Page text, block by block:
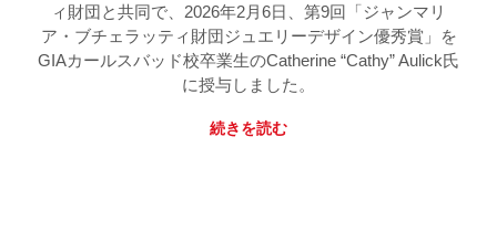
ィ財団と共同で、2026年2月6日、第9回「ジャンマリ
ア・ブチェラッティ財団ジュエリーデザイン優秀賞」を
GIAカールスバッド校卒業生のCatherine “Cathy” Aulick氏
に授与しました。
続きを読む